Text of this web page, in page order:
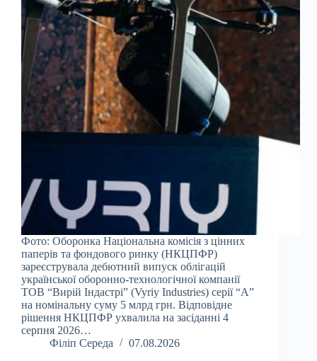
Фото: Оборонка Національна комісія з цінних
паперів та фондового ринку (НКЦПФР)
зареєструвала дебютний випуск облігацій
української оборонно-технологічної компанії
ТОВ “Вирій Індастрі” (Vyriy Industries) серії “А”
на номінальну суму 5 млрд грн. Відповідне
рішення НКЦПФР ухвалила на засіданні 4
серпня 2026…
Філіп Середа
07.08.2026